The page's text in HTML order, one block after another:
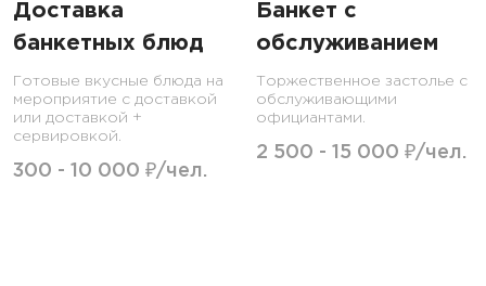
Доставка
банкетных блюд
Готовые вкусные блюда на
мероприятие с доставкой
или доставкой +
сервировкой.
300 - 10 000 ₽/чел.
Банкет с
обслуживанием
Торжественное застолье с
обслуживающими
официантами.
2 500 - 15 000 ₽/чел.